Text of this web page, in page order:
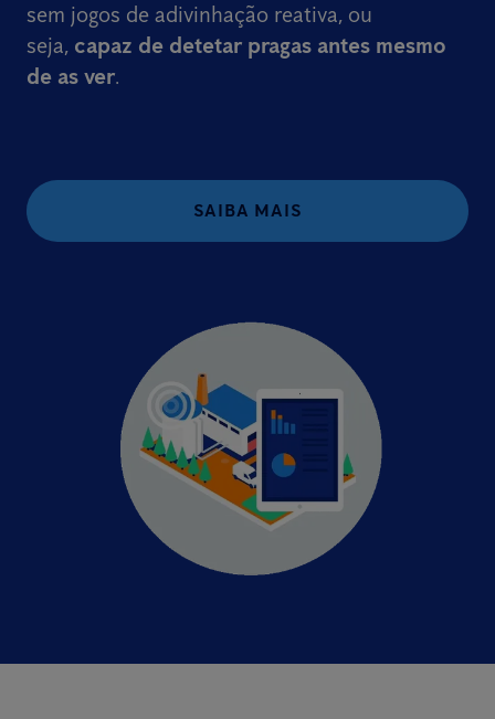
sem jogos de adivinhação reativa, ou
seja, capaz de detetar pragas antes mesmo
de as ver.
SAIBA MAIS